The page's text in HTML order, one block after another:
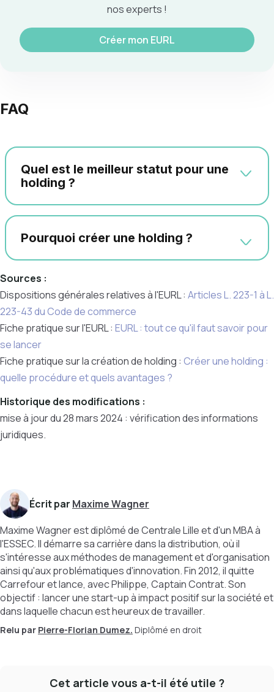
nos experts !
Créer mon EURL
FAQ
Quel est le meilleur statut pour une
holding ?
Pourquoi créer une holding ?
Sources :
Dispositions générales relatives à l'EURL : Articles L. 223-1 à L.
223-43 du Code de commerce
Fiche pratique sur l'EURL : EURL : tout ce qu'il faut savoir pour
se lancer
Fiche pratique sur la création de holding : Créer une holding :
quelle procédure et quels avantages ?
Historique des modifications :
mise à jour du 28 mars 2024 : vérification des informations
juridiques.
Écrit par Maxime Wagner
Maxime Wagner est diplômé de Centrale Lille et d'un MBA à
l'ESSEC. Il démarre sa carrière dans la distribution, où il
s'intéresse aux méthodes de management et d'organisation
ainsi qu'aux problématiques d'innovation. Fin 2012, il quitte
Carrefour et lance, avec Philippe, Captain Contrat. Son
objectif : lancer une start-up à impact positif sur la société et
dans laquelle chacun est heureux de travailler.
Relu par Pierre-Florian Dumez. Diplômé en droit
Cet article vous a-t-il été utile ?